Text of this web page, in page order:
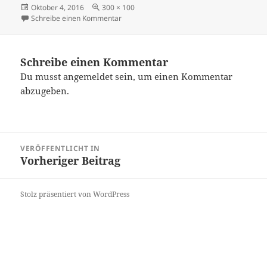
Veröffentlicht
am
Oktober 4, 2016 Originalgröße
300 × 100
Schreibe einen Kommentarzu linkschachde
Schreibe einen Kommentar
Du musstangemeldet sein, um einen Kommentar
abzugeben.
VERÖFFENTLICHT IN
Vorheriger Beitrag
Stolz präsentiert von WordPress